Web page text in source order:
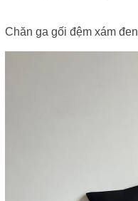
Chăn ga gối đệm xám đen